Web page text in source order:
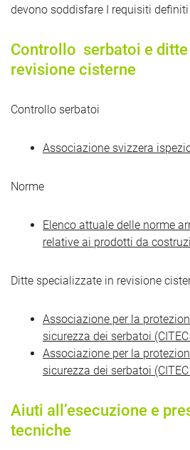
devono soddisfare I requisiti
Controllo serbatoi e
revisione cisterne
Controllo serbatoi
Associazione svizzera
Norme
Elenco attuale delle norme
relative ai prodotti da
Ditte specializzate in revisione
Associazione per la
sicurezza dei serbatoi
Associazione per la
sicurezza dei serbatoi
Aiuti all’esecuzione e
tecniche